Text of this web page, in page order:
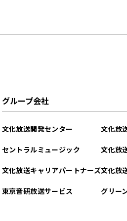
グループ会社
文化放送開発センター
セントラルミュージック
文化放送キャリアパートナーズ
東京音研放送サービス
文化放
文化放
文化放
グリー